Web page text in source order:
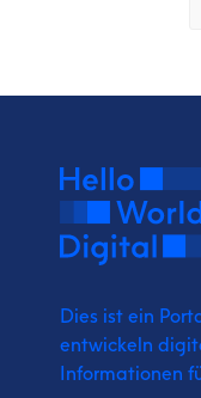
Dies ist ein
entwickeln
Informationen